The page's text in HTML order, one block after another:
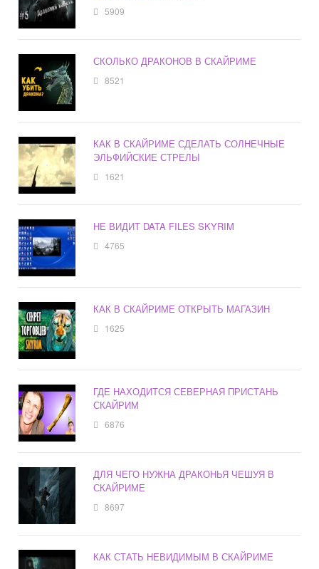
5909
СКОЛЬКО ДРАКОНОВ В СКАЙРИМЕ
8521
КАК В СКАЙРИМЕ СДЕЛАТЬ СОЛНЕЧНЫЕ
ЭЛЬФИЙСКИЕ СТРЕЛЫ
1621
НЕ ВИДИТ DATA FILES SKYRIM
4765
КАК В СКАЙРИМЕ ОТКРЫТЬ МАГАЗИН
1625
ГДЕ НАХОДИТСЯ СЕВЕРНАЯ ПРИСТАНЬ
СКАЙРИМ
6876
ДЛЯ ЧЕГО НУЖНА ДРАКОНЬЯ ЧЕШУЯ В
СКАЙРИМЕ
8697
КАК СТАТЬ НЕВИДИМЫМ В СКАЙРИМЕ